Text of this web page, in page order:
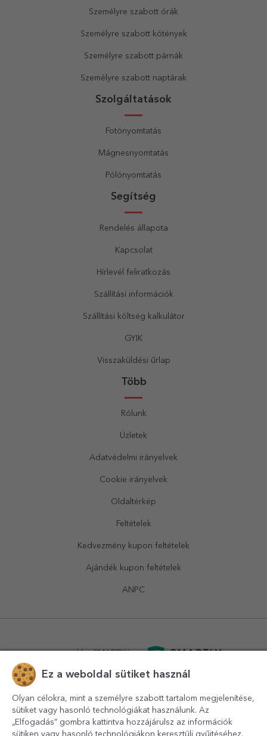
Személyre szabott órák
Személyre szabott kötények
Személyre szabott párnák
Személyre szabott naptárak
Szolgáltatások
Fotónyomtatás
Mágnesnyomtatás
Pólónyomtatás
Segítség
Rendelés állapota
Kapcsolat
Hírlevél feliratkozás
Szállítási információk
Szállítási költség kalkulátor
GYIK
Visszaküldési űrlap
Több
Rólunk
Üzletek
Adatvédelmi irányelvek
Cookie irányelvek
Oldaltérkép
Feltételek
Kedvezmény kupon feltételek
Ajándék kupon feltételek
ANPC
powered bySMARTLY.ro
Ez a weboldal sütiket használ
Olyan célokra, mint a személyre szabott tartalom megjelenítése,
sütiket vagy hasonló technológiákat használunk. Az
„Elfogadás” gombra kattintva hozzájárulsz az információk
sütiken vagy hasonló technológiákon keresztüli gyűjtéséhez.